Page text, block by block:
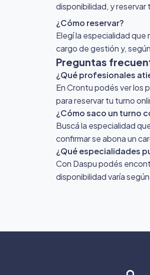
disponibilidad, y
¿Cómo reservar?
Elegí la especialidad que
cargo de gestión y,
Preguntas
¿Qué profesionales
En Crontu podés ver los
para reservar tu turno
¿Cómo saco un turno
Buscá la especialidad
confirmar se abona un
¿Qué especialidades
Con Daspu podés
disponibilidad varía